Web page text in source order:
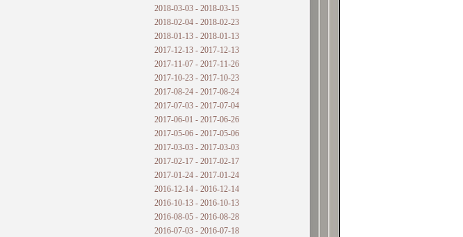
2018-03-03 - 2018-03-15
2018-02-04 - 2018-02-23
2018-01-13 - 2018-01-13
2017-12-13 - 2017-12-13
2017-11-07 - 2017-11-26
2017-10-23 - 2017-10-23
2017-08-24 - 2017-08-24
2017-07-03 - 2017-07-04
2017-06-01 - 2017-06-26
2017-05-06 - 2017-05-06
2017-03-03 - 2017-03-03
2017-02-17 - 2017-02-17
2017-01-24 - 2017-01-24
2016-12-14 - 2016-12-14
2016-10-13 - 2016-10-13
2016-08-05 - 2016-08-28
2016-07-03 - 2016-07-18